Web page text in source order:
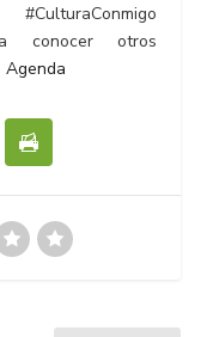
#CulturaConmigo
conocer otros
Agenda